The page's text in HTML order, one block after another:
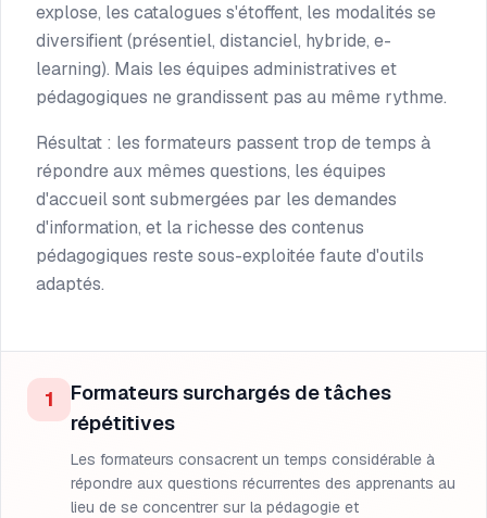
1
Formateurs surchargés de tâches
répétitives
Les formateurs consacrent un temps considérable à
répondre aux questions récurrentes des apprenants au
lieu de se concentrer sur la pédagogie et
explose, les catalogues s'étoffent, les modalités se
diversifient (présentiel, distanciel, hybride, e-
learning). Mais les équipes administratives et
pédagogiques ne grandissent pas au même rythme.
Résultat : les formateurs passent trop de temps à
répondre aux mêmes questions, les équipes
d'accueil sont submergées par les demandes
d'information, et la richesse des contenus
pédagogiques reste sous-exploitée faute d'outils
adaptés.